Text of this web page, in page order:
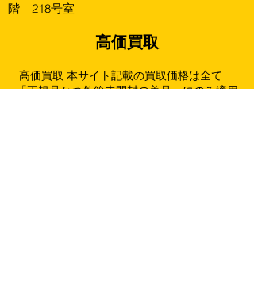
階 218号室
高価買取
高価買取 本サイト記載の買取価格は全て
「正規品かつ外箱未開封の美品」にのみ適用